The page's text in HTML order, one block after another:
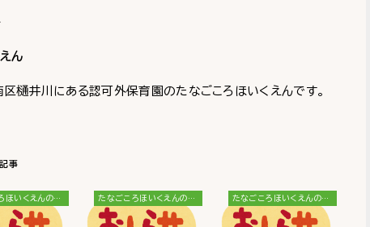
ん
樋井川にある認可外保育園のたなごころほいくえんです。
たなごころほいくえんのブログ たなごころほいくえんのブログ たなごころほいくえんのブログ